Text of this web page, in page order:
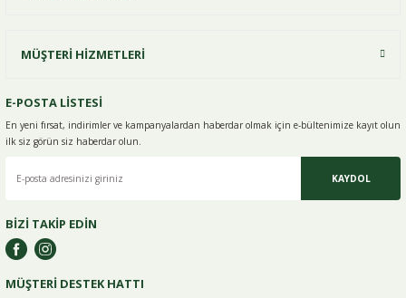
MÜŞTERİ HİZMETLERİ
E-POSTA LİSTESİ
En yeni fırsat, indirimler ve kampanyalardan haberdar olmak için e-bültenimize kayıt olun
ilk siz görün siz haberdar olun.
KAYDOL
BİZİ TAKİP EDİN
MÜŞTERİ DESTEK HATTI